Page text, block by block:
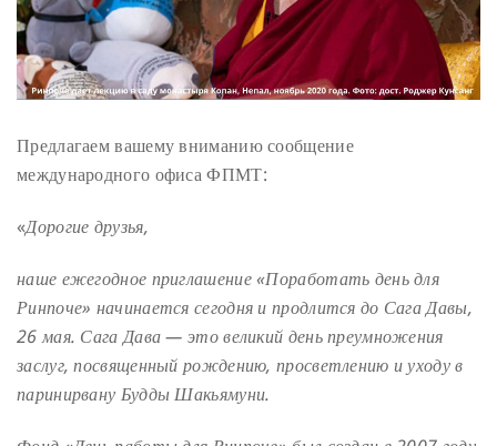
Предлагаем вашему вниманию сообщение
международного офиса ФПМТ:
«Дорогие друзья,
наше ежегодное приглашение «Поработать день для
Ринпоче» начинается сегодня и продлится до Сага Давы,
26 мая. Сага Дава — это великий день преумножения
заслуг, посвященный рождению, просветлению и уходу в
паринирвану Будды Шакьямуни.